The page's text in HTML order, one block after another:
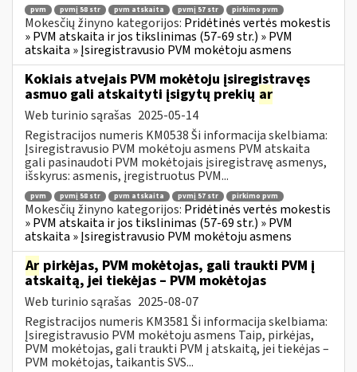
pvm pvmį 58 str pvm atskaita pvmį 57 str pirkimo pvm
Mokesčių žinyno kategorijos: Pridėtinės vertės mokestis
» PVM atskaita ir jos tikslinimas (57-69 str.) » PVM
atskaita » Įsiregistravusio PVM mokėtoju asmens
Kokiais atvejais PVM mokėtoju įsiregistravęs
asmuo gali atskaityti įsigytų prekių ar
Web turinio sąrašas 2025-05-14
Registracijos numeris KM0538 Ši informacija skelbiama:
Įsiregistravusio PVM mokėtoju asmens PVM atskaita
gali pasinaudoti PVM mokėtojais įsiregistravę asmenys,
išskyrus: asmenis, įregistruotus PVM...
pvm pvmį 58 str pvm atskaita pvmį 57 str pirkimo pvm
Mokesčių žinyno kategorijos: Pridėtinės vertės mokestis
» PVM atskaita ir jos tikslinimas (57-69 str.) » PVM
atskaita » Įsiregistravusio PVM mokėtoju asmens
Ar pirkėjas, PVM mokėtojas, gali traukti PVM į
atskaitą, jei tiekėjas – PVM mokėtojas
Web turinio sąrašas 2025-08-07
Registracijos numeris KM3581 Ši informacija skelbiama:
Įsiregistravusio PVM mokėtoju asmens Taip, pirkėjas,
PVM mokėtojas, gali traukti PVM į atskaitą, jei tiekėjas –
PVM mokėtojas, taikantis SVS...